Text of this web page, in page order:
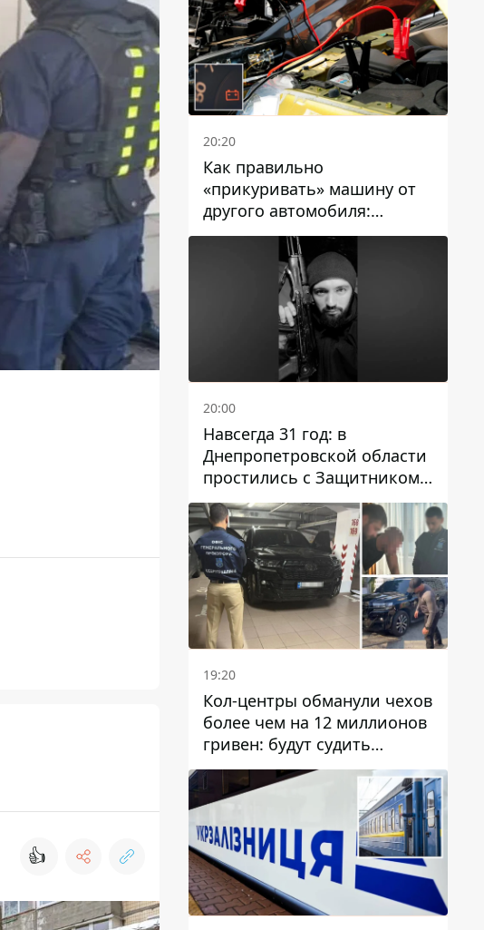
👍
20:20
Как правильно
«прикуривать» машину от
другого автомобиля:
инструкция для водителей
20:00
Навсегда 31 год: в
Днепропетровской области
простились с Защитником
Александром Репиным
19:20
Кол-центры обманули чехов
более чем на 12 миллионов
гривен: будут судить
днепрянина,
организовавшего
транснациональную
преступную организацию